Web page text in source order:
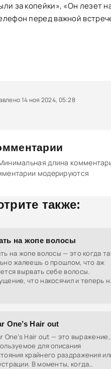
за копейки», «Он лезет
перед важной
14 ноя 2024, 05:28
длина
модерируются
также:
на жопе волосы
на жопе волосы — это когда
жалеешь о прошлом, что аж
вырвать себе волосы.
что накосячил и теперь
One’s Hair out
One’s Hair out — это выражение,
для описания
крайнего раздражения
В моменты, когда